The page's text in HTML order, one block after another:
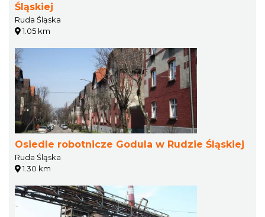
Śląskiej
Ruda Śląska
1.05 km
Osiedle robotnicze Godula w Rudzie Śląskiej
Ruda Śląska
1.30 km